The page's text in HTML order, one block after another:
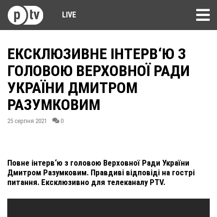
LIVE
ЕКСКЛЮЗИВНЕ ІНТЕРВ‘Ю З
ГОЛОВОЮ ВЕРХОВНОЇ РАДИ
УКРАЇНИ ДМИТРОМ
РАЗУМКОВИМ
25 серпня 2021 0
Повне інтерв‘ю з головою Верховної Ради України
Дмитром Разумковим. Правдиві відповіді на гострі
питання. Ексклюзивно для телеканалу PTV.